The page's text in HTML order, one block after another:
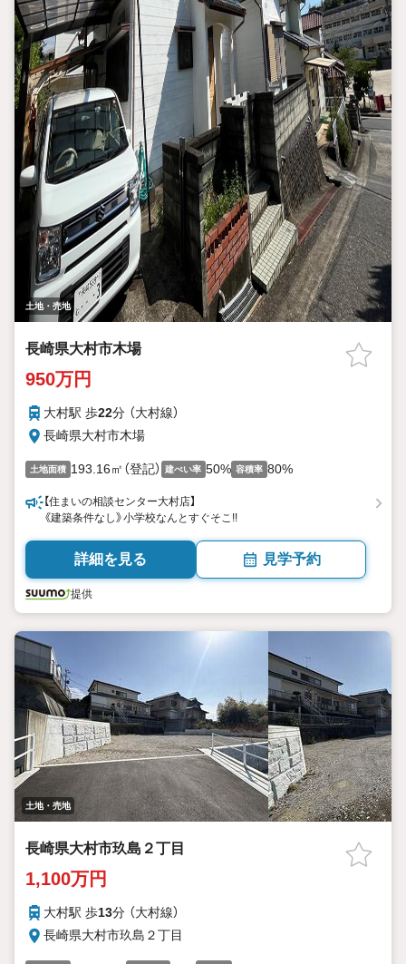
土地・売地
長崎県大村市木場
950万円
大村駅 歩22分 （大村線）
長崎県大村市木場
土地面積 193.16㎡（登記） 建ぺい率 50% 容積率 80%
【住まいの相談センター大村店】
《建築条件なし》小学校なんとすぐそこ!!
詳細を見る 見学予約
提供
土地・売地
長崎県大村市玖島２丁目
1,100万円
大村駅 歩13分 （大村線）
長崎県大村市玖島２丁目